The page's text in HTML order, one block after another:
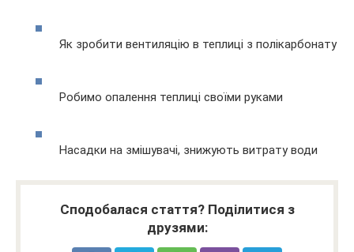
Як зробити вентиляцію в теплиці з полікарбонату
Робимо опалення теплиці своїми руками
Насадки на змішувачі, знижують витрату води
Сподобалася стаття? Поділитися з
друзями: